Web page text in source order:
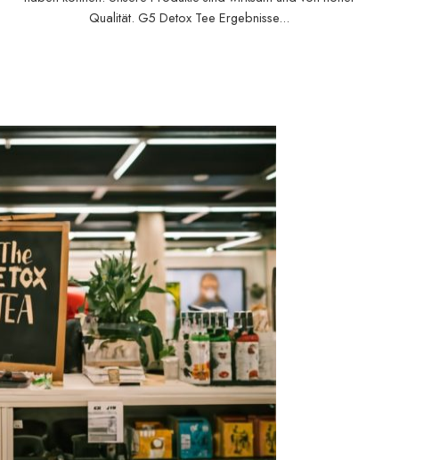
Qualität. G5 Detox Tee Ergebnisse...